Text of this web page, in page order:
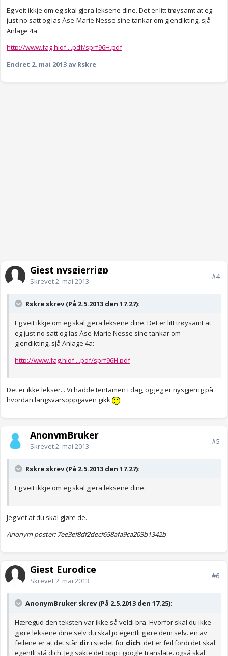
Eg veit ikkje om eg skal gjera leksene dine. Det er litt trøysamt at eg
just no satt og las Åse-Marie Nesse sine tankar om gjendikting, sjå
Anlage 4a:
http://www.fag.hiof....pdf/sprf96H.pdf
Endret 2. mai 2013 av Rskre
Gjest nysgjerrigp
Skrevet2. mai 2013
#4
Rskre skrev (På 2.5.2013 den 17.27):
Eg veit ikkje om eg skal gjera leksene dine. Det er litt trøysamt at
eg just no satt og las Åse-Marie Nesse sine tankar om
gjendikting, sjå Anlage 4a:
http://www.fag.hiof....pdf/sprf96H.pdf
Det er ikke lekser... Vi hadde tentamen i dag, og jeg er nysgjerrig på
hvordan langsvarsoppgaven gikk
AnonymBruker
Skrevet2. mai 2013
#5
Rskre skrev (På 2.5.2013 den 17.27):
Eg veit ikkje om eg skal gjera leksene dine.
Jeg vet at du skal gjøre de.
Anonym poster: 7ee3ef8df2decf658afa9ca203b1342b
Gjest Eurodice
Skrevet2. mai 2013
#6
AnonymBruker skrev (På 2.5.2013 den 17.25):
Hæregud den teksten var ikke så veldi bra. Hvorfor skal du ikke
gjøre leksene dine selv du skal jo egentli gjøre dem selv. en av
feilene er at det står diri stedet for dich. det er feil fordi det skal
egentli stå dich. Jeg søkte det opp i google translate. også skal